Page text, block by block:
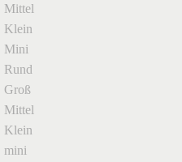
Mittel
Klein
Mini
Rund
Groß
Mittel
Klein
mini